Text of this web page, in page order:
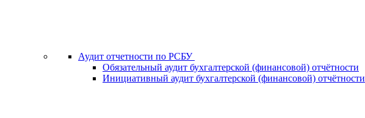
Аудит отчетности по РСБУ
Обязательный аудит бухгалтерской (финансовой) отчётности
Инициативный аудит бухгалтерской (финансовой) отчётности